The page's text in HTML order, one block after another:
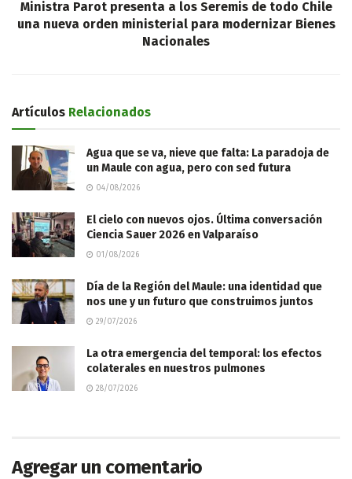
Ministra Parot presenta a los Seremis de todo Chile
una nueva orden ministerial para modernizar Bienes
Nacionales
Artículos Relacionados
Agua que se va, nieve que falta: La paradoja de
un Maule con agua, pero con sed futura
04/08/2026
El cielo con nuevos ojos. Última conversación
Ciencia Sauer 2026 en Valparaíso
01/08/2026
Día de la Región del Maule: una identidad que
nos une y un futuro que construimos juntos
29/07/2026
La otra emergencia del temporal: los efectos
colaterales en nuestros pulmones
28/07/2026
Agregar un comentario